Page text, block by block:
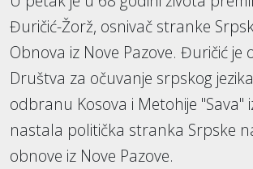
Đuričić-Žorž, osnivač stranke
Obnova iz Nove Pazove. Đuričić je
Društva za očuvanje srpskog
odbranu Kosova i Metohije "Sava"
nastala politička stranka Srpske
obnove iz Nove Pazove.